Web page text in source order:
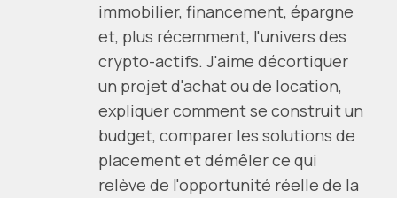
immobilier, financement, épargne
et, plus récemment, l'univers des
crypto-actifs. J'aime décortiquer
un projet d'achat ou de location,
expliquer comment se construit un
budget, comparer les solutions de
placement et démêler ce qui
relève de l'opportunité réelle de la